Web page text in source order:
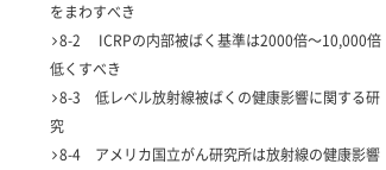
をまわすべき
8-2 ICRPの内部被ばく基準は2000倍〜10,000倍
低くすべき
8-3 低レベル放射線被ばくの健康影響に関する研
究
8-4 アメリカ国立がん研究所は放射線の健康影響